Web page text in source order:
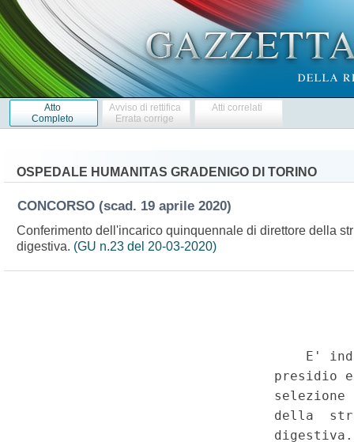
Atto
Completo
Avviso di rettifica
Errata corrige
Atti correlati
OSPEDALE HUMANITAS GRADENIGO DI TORINO
CONCORSO (scad. 19 aprile 2020)
Conferimento dell'incarico quinquennale di direttore della
digestiva. (GU n.23 del 20-03-2020)